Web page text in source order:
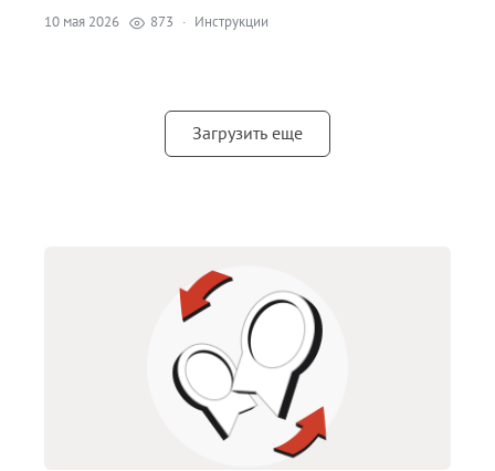
10 мая 2026 873 · Инструкции
Загрузить еще